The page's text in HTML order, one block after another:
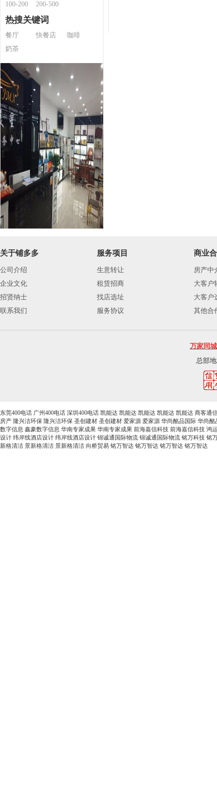
100-200
200-500
热搜关键词
餐厅 快餐店
咖啡
奶茶
关于铺多多
公司介绍
企业文化
招贤纳士
联系我们
服务项目
生意转让
租赁招商
找店选址
服务协议
商业
房产中
大客户
大客户
其他合
万家同城
总部
东莞400电话 广州400电话 深圳400电话 凯能达 凯能达 凯能达 凯能达 凯能达 商客通
房产 隆兴洁环保 隆兴洁环保 圣创建材 圣创建材 爱家源 爱家源 华尚酩品国际 华尚
数字信息 鑫豪数字信息 华南专家成果 华南专家成果 前海嘉信科技 前海嘉信科技 鸿
设计 纬岸线酒店设计 纬岸线酒店设计 锦诚通国际物流 锦诚通国际物流 铭万科技 铭
新格清洁 景新格清洁 景新格清洁 向桥贸易 铭万智达 铭万智达 铭万智达 铭万智达